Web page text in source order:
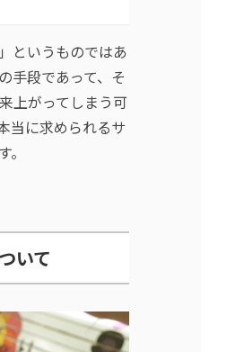
というものではあ
手段であって、そ
上がってしまう可
当に求められるサ
いて